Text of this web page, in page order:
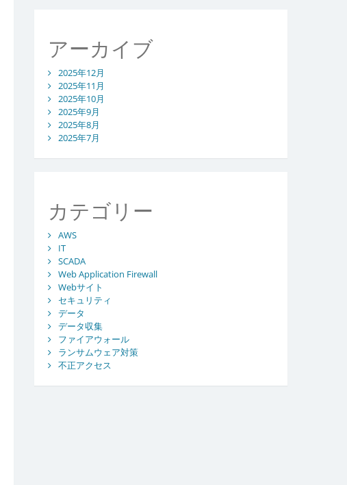
アーカイブ
2025年12月
2025年11月
2025年10月
2025年9月
2025年8月
2025年7月
カテゴリー
AWS
IT
SCADA
Web Application Firewall
Webサイト
セキュリティ
データ
データ収集
ファイアウォール
ランサムウェア対策
不正アクセス